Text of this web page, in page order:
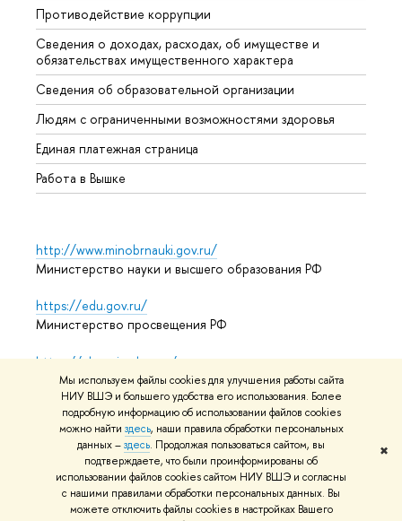
Мы используем файлы cookies для улучшения работы сайта
НИУ ВШЭ и большего удобства его использования. Более
подробную информацию об использовании файлов cookies
можно найти здесь, наши правила обработки персональных
данных –здесь. Продолжая пользоваться сайтом, вы
подтверждаете, что были проинформированы об
использовании файлов cookies сайтом НИУ ВШЭ и согласны
с нашими правилами обработки персональных данных. Вы
можете отключить файлы cookies в настройках Вашего
✖
Противодействие коррупции
Сведения о доходах, расходах, об имуществе и
обязательствах имущественного характера
Сведения об образовательной организации
Людям с ограниченными возможностями здоровья
Единая платежная страница
Работа в Вышке
http://www.minobrnauki.gov.ru/
Министерство науки и высшего образования РФ
https://edu.gov.ru/
Министерство просвещения РФ
https://elearning.hse.ru/mooc
Массовые открытые онлайн-курсы
© НИУ ВШЭ 1993–2026 Адреса и контактыУсловия
использования материаловПолитика конфиденциальности
Карта сайта
Редактору